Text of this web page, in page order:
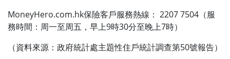
MoneyHero.com.hk保險客戶服務熱線： 2207 7504（服
務時間：周一至周五，早上9時30分至晚上7時）
（資料來源：政府統計處主題性住戶統計調查第50號報告）